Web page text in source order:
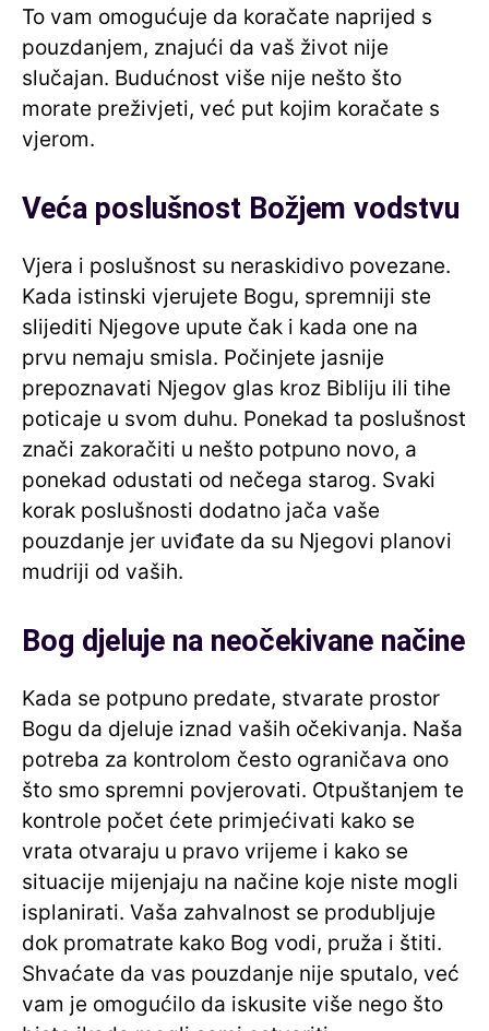
To vam omogućuje da koračate naprijed s
pouzdanjem, znajući da vaš život nije
slučajan. Budućnost više nije nešto što
morate preživjeti, već put kojim koračate s
vjerom.
Veća poslušnost Božjem vodstvu
Vjera i poslušnost su neraskidivo povezane.
Kada istinski vjerujete Bogu, spremniji ste
slijediti Njegove upute čak i kada one na
prvu nemaju smisla. Počinjete jasnije
prepoznavati Njegov glas kroz Bibliju ili tihe
poticaje u svom duhu. Ponekad ta poslušnost
znači zakoračiti u nešto potpuno novo, a
ponekad odustati od nečega starog. Svaki
korak poslušnosti dodatno jača vaše
pouzdanje jer uviđate da su Njegovi planovi
mudriji od vaših.
Bog djeluje na neočekivane načine
Kada se potpuno predate, stvarate prostor
Bogu da djeluje iznad vaših očekivanja. Naša
potreba za kontrolom često ograničava ono
što smo spremni povjerovati. Otpuštanjem te
kontrole počet ćete primjećivati kako se
vrata otvaraju u pravo vrijeme i kako se
situacije mijenjaju na načine koje niste mogli
isplanirati. Vaša zahvalnost se produbljuje
dok promatrate kako Bog vodi, pruža i štiti.
Shvaćate da vas pouzdanje nije sputalo, već
vam je omogućilo da iskusite više nego što